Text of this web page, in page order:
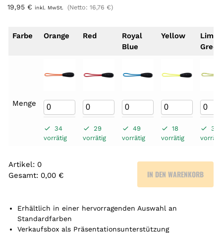
19,95 € inkl. MwSt. (Netto: 16,76 €)
Farbe Orange Red
Royal
Blue
Yellow
Lime
Green
Menge
34
vorrätig
29
vorrätig
49
vorrätig
18
vorrätig
35
Artikel: 0
Gesamt: 0,00 €
r
i
IN DEN WARENKORB
Erhältlich in einer hervorragenden Auswahl an
Standardfarben
Verkaufsbox als Präsentationsunterstützung